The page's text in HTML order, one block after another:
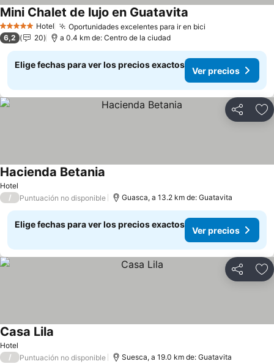
5 Estrellas Hotel Oportunidades excelentes para ir en bici
Mini Chalet de lujo en Guatavita
6,2 20 a 0.4 km de: Centro de la ciudad
Elige fechas para ver los precios exactos
Ver precios
Compartir
Hotel
Hacienda Betania
/ Puntuación no disponible Guasca, a 13.2 km de: Guatavita
Elige fechas para ver los precios exactos
Ver precios
Compartir
Hotel
Casa Lila
/ Puntuación no disponible Suesca, a 19.0 km de: Guatavita